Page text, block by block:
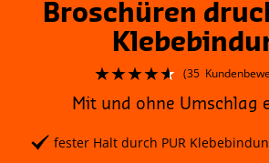
Broschüren
(35
Mit und ohne Umschlag
fester Halt durch PUR